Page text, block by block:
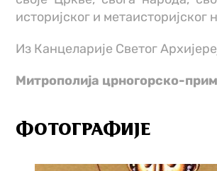
историјског и метаисторијског
Из Канцеларије Светог
Митрополија црногорско-
ФОТОГРАФИЈЕ